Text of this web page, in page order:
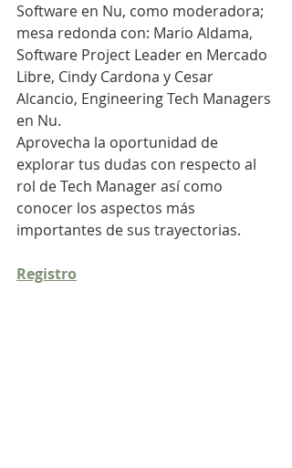
Software en Nu, como moderadora;
mesa redonda con: Mario Aldama,
Software Project Leader en Mercado
Libre, Cindy Cardona y Cesar
Alcancio, Engineering Tech Managers
en Nu.
Aprovecha la oportunidad de
explorar tus dudas con respecto al
rol de Tech Manager así como
conocer los aspectos más
importantes de sus trayectorias.
Registro